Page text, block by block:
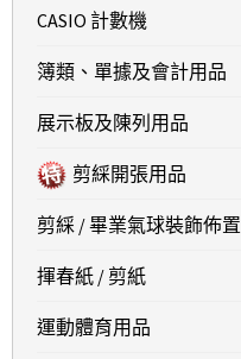
CASIO 計數機
簿類、單據及會計用品
展示板及陳列用品
剪綵開張用品
剪綵 / 畢業氣球裝飾佈置
揮春紙 / 剪紙
運動體育用品